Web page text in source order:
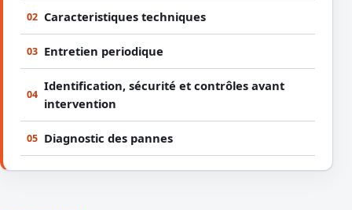
02 Caracteristiques techniques
03 Entretien periodique
04
Identification, sécurité et contrôles avant
intervention
05 Diagnostic des pannes